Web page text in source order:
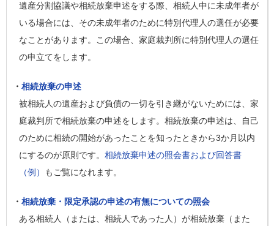
遺産分割協議や相続放棄申述をする際、相続人中に未成年者が
いる場合には、その未成年者のために特別代理人の選任が必要
なことがあります。この場合、家庭裁判所に特別代理人の選任
の申立てをします。
・ 相続放棄の申述
被相続人の遺産および負債の一切を引き継がないためには、家
庭裁判所で相続放棄の申述をします。相続放棄の申述は、自己
のために相続の開始があったことを知ったときから3か月以内
にするのが原則です。 相続放棄申述の照会書および回答書
（例）
もご覧になれます。
・ 相続放棄・限定承認の申述の有無についての照会
ある相続人（または、相続人であった人）が相続放棄（また